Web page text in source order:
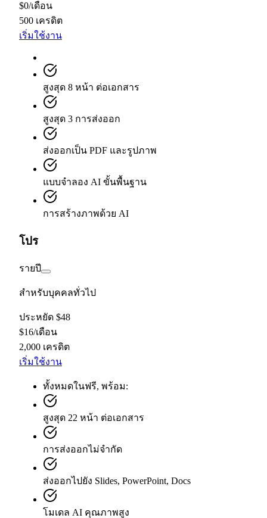
$0/เดือน
500 เครดิต
เริ่มใช้งาน
สูงสุด 8 หน้า ต่อเอกสาร
สูงสุด 3 การส่งออก
ส่งออกเป็น PDF และรูปภาพ
แบบจำลอง AI ขั้นพื้นฐาน
การสร้างภาพด้วย AI
โปร
รายปี
สำหรับบุคคลทั่วไป
ประหยัด $48
$16/เดือน
2,000 เครดิต
เริ่มใช้งาน
ทั้งหมดในฟรี, พร้อม:
สูงสุด 22 หน้า ต่อเอกสาร
การส่งออกไม่จำกัด
ส่งออกไปยัง Slides, PowerPoint, Docs
โมเดล AI คุณภาพสูง